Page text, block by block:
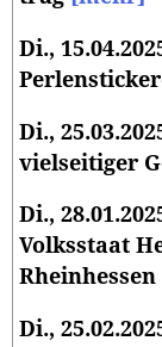
Di.,
Di.,
vielseitiger
Di.,
Volksstaat
Rheinhessen
Di.,